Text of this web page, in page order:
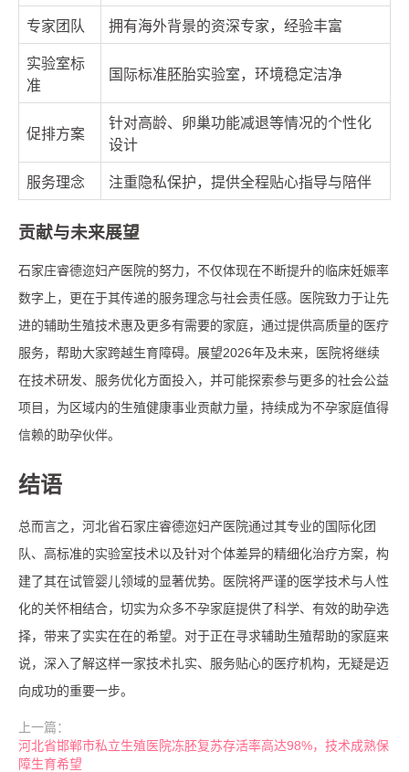
专家团队 拥有海外背景的资深专家，经验丰富
实验室标
准
国际标准胚胎实验室，环境稳定洁净
促排方案
针对高龄、卵巢功能减退等情况的个性化
设计
服务理念 注重隐私保护，提供全程贴心指导与陪伴
贡献与未来展望
石家庄睿德迩妇产医院的努力，不仅体现在不断提升的临床妊娠率
数字上，更在于其传递的服务理念与社会责任感。医院致力于让先
进的辅助生殖技术惠及更多有需要的家庭，通过提供高质量的医疗
服务，帮助大家跨越生育障碍。展望2026年及未来，医院将继续
在技术研发、服务优化方面投入，并可能探索参与更多的社会公益
项目，为区域内的生殖健康事业贡献力量，持续成为不孕家庭值得
信赖的助孕伙伴。
结语
总而言之，河北省石家庄睿德迩妇产医院通过其专业的国际化团
队、高标准的实验室技术以及针对个体差异的精细化治疗方案，构
建了其在试管婴儿领域的显著优势。医院将严谨的医学技术与人性
化的关怀相结合，切实为众多不孕家庭提供了科学、有效的助孕选
择，带来了实实在在的希望。对于正在寻求辅助生殖帮助的家庭来
说，深入了解这样一家技术扎实、服务贴心的医疗机构，无疑是迈
向成功的重要一步。
上一篇：
河北省邯郸市私立生殖医院冻胚复苏存活率高达98%，技术成熟保
障生育希望